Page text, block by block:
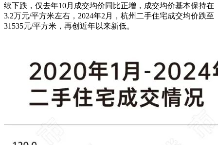
续下跌，仅去年10月成交均价同比正增，成交均价基本保持在
3.2万元/平方米左右，2024年2月，杭州二手住宅成交均价跌至
31535元/平方米，再创近年以来新低。